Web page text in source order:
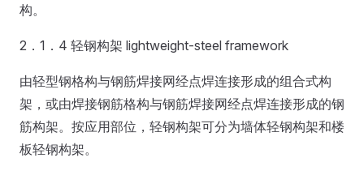
构。
2．1．4 轻钢构架 lightweight-steel framework
由轻型钢格构与钢筋焊接网经点焊连接形成的组合式构
架，或由焊接钢筋格构与钢筋焊接网经点焊连接形成的钢
筋构架。按应用部位，轻钢构架可分为墙体轻钢构架和楼
板轻钢构架。